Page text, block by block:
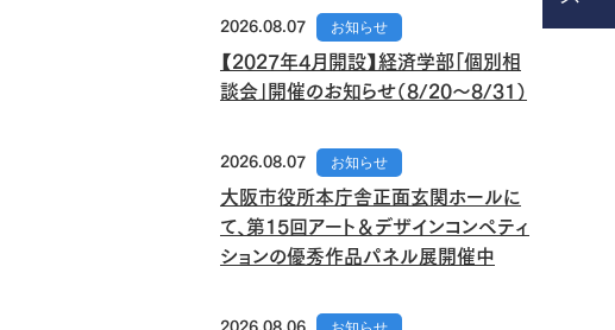
2026.08.07 お知らせ
【2027年4月開設】経済学部「個別相
談会」開催のお知らせ（8/20～8/31）
2026.08.07 お知らせ
大阪市役所本庁舎正面玄関ホールに
て、第15回アート＆デザインコンペティ
ションの優秀作品パネル展開催中